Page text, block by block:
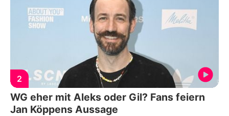
2
WG eher mit Aleks oder Gil? Fans feiern
Jan Köppens Aussage